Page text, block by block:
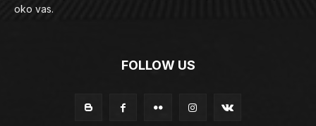
oko vas.
FOLLOW US